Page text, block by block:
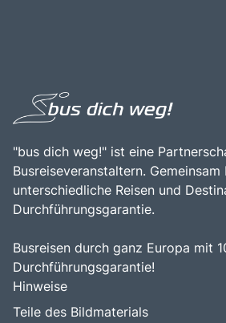
"bus dich weg!" ist eine
Busreiseveranstaltern.
unterschiedliche Reisen und
Durchführungsgarantie.
Busreisen durch ganz Europa mit
Durchführungsgarantie!
Hinweise
Teile des Bildmaterials